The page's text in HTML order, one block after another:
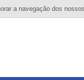
a navegação dos